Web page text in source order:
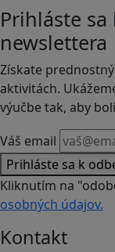
Prihláste
newslettera
Získate
aktivitách.
výučbe tak, aby
Váš email
Prihláste sa k
Kliknutím na
osobných údajov.
Kontakt